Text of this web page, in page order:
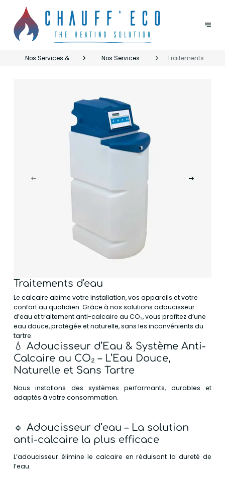
Nos Services &
Nos Services
Traitements
Traitements d'eau
Le calcaire abîme votre installation, vos appareils et votre
confort au quotidien. Grâce à nos solutions adoucisseur
d’eau et traitement anti-calcaire au CO₂, vous profitez d’une
eau douce, protégée et naturelle, sans les inconvénients du
tartre.
💧 Adoucisseur d’Eau & Système Anti-
Calcaire au CO₂ – L’Eau Douce,
Naturelle et Sans Tartre
Nous installons des systèmes performants, durables et
adaptés à votre consommation.
🔹 Adoucisseur d’eau – La solution
anti-calcaire la plus efficace
L’adoucisseur élimine le calcaire en réduisant la dureté de
l’eau.